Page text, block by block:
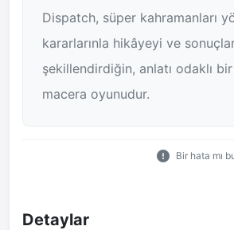
Dispatch, süper kahramanları
kararlarınla hikâyeyi ve
şekillendirdiğin, anlatı odaklı
macera oyunudur.
Bir hata mı
Detaylar